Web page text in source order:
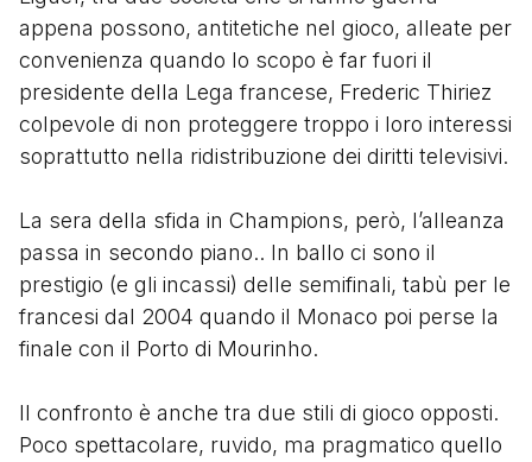
appena possono, antitetiche nel gioco, alleate per
convenienza quando lo scopo è far fuori il
presidente della Lega francese, Frederic Thiriez
colpevole di non proteggere troppo i loro interessi
soprattutto nella ridistribuzione dei diritti televisivi.
La sera della sfida in Champions, però, l’alleanza
passa in secondo piano.. In ballo ci sono il
prestigio (e gli incassi) delle semifinali, tabù per le
francesi dal 2004 quando il Monaco poi perse la
finale con il Porto di Mourinho.
Il confronto è anche tra due stili di gioco opposti.
Poco spettacolare, ruvido, ma pragmatico quello